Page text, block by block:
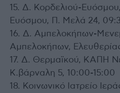
15. Δ. Κορδελιού-
Ευόσμου, Π. Μελά 24,
16. Δ. Αμπελοκήπων-
Αμπελοκήπων,
17. Δ. Θερμαϊκού, ΚΑΠΗ
Κ.βάρναλη 5, 10:00-15:00
18. Κοινωνικό Ιατρείο